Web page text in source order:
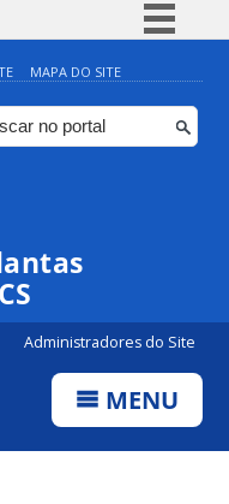
Simplifique!
Comunica BR
Participe
Canais
MAPA DO SITE
Administradores do Site
MENU